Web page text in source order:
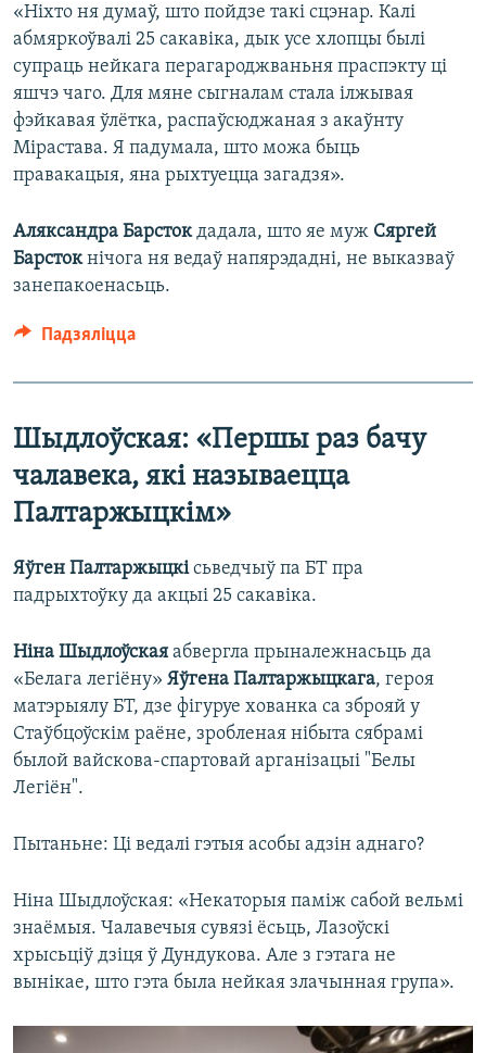
«Ніхто ня думаў, што пойдзе такі сцэнар. Калі
абмяркоўвалі 25 сакавіка, дык усе хлопцы былі
супраць нейкага перагароджваньня праспэкту ці
яшчэ чаго. Для мяне сыгналам стала ілжывая
фэйкавая ўлётка, распаўсюджаная з акаўнту
Мірастава. Я падумала, што можа быць
правакацыя, яна рыхтуецца загадзя».
Аляксандра Барстокдадала, што яе муж Сяргей
Барстокнічога ня ведаў напярэдадні, не выказваў
занепакоенасьць.
Падзяліцца
Шыдлоўская: «Першы раз бачу
чалавека, які называецца
Палтаржыцкім»
Яўген Палтаржыцкісьведчыў па БТ пра
падрыхтоўку да акцыі 25 сакавіка.
Ніна Шыдлоўская абвергла прыналежнасьць да
«Белага легіёну» Яўгена Палтаржыцкага, героя
матэрыялу БТ, дзе фігуруе хованка са зброяй у
Стаўбцоўскім раёне, зробленая нібыта сябрамі
былой вайскова-спартовай арганізацыі "Белы
Легіён".
Пытаньне: Ці ведалі гэтыя асобы адзін аднаго?
Ніна Шыдлоўская: «Некаторыя паміж сабой вельмі
знаёмыя. Чалавечыя сувязі ёсьць, Лазоўскі
хрысьціў дзіця ў Дундукова. Але з гэтага не
вынікае, што гэта была нейкая злачынная група».